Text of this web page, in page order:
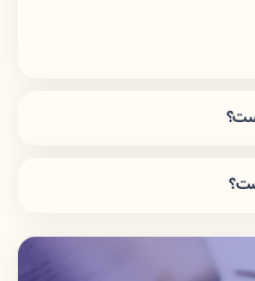
پرديس دانشگاهي علوم پزشكي